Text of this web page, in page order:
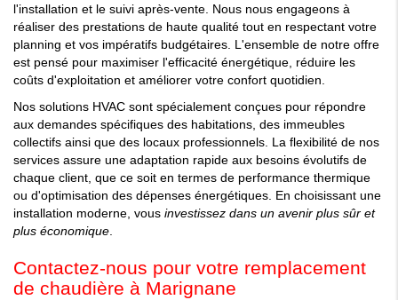
l'installation et le suivi après-vente. Nous nous engageons à
réaliser des prestations de haute qualité tout en respectant votre
planning et vos impératifs budgétaires. L'ensemble de notre offre
est pensé pour maximiser l'efficacité énergétique, réduire les
coûts d'exploitation et améliorer votre confort quotidien.
Nos solutions HVAC sont spécialement conçues pour répondre
aux demandes spécifiques des habitations, des immeubles
collectifs ainsi que des locaux professionnels. La flexibilité de nos
services assure une adaptation rapide aux besoins évolutifs de
chaque client, que ce soit en termes de performance thermique
ou d'optimisation des dépenses énergétiques. En choisissant une
installation moderne, vous investissez dans un avenir plus sûr et
plus économique.
Contactez-nous pour votre remplacement
de chaudière à Marignane